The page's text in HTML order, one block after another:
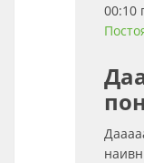
00:10